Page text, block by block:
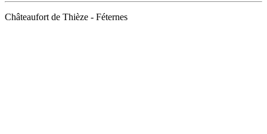
Châteaufort de Thièze - Féternes